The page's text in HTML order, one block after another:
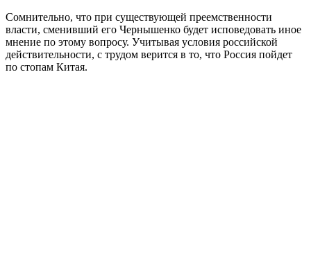
Сомнительно, что при существующей преемственности
власти, сменивший его Чернышенко будет исповедовать иное
мнение по этому вопросу. Учитывая условия российской
действительности, с трудом верится в то, что Россия пойдет
по стопам Китая.